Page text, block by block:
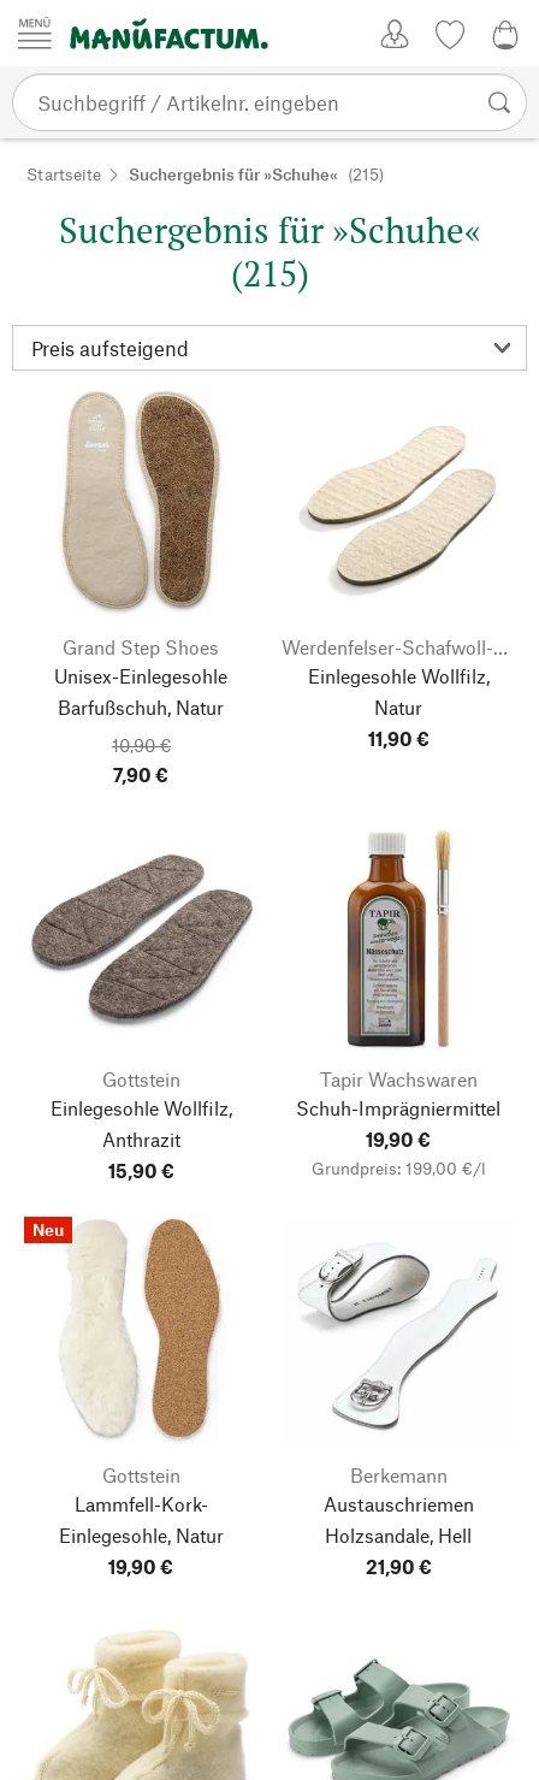
Zum Inhalt springen
Startseite Suchergebnis für »Schuhe« (215)
Suchergebnis für »Schuhe«
(215)
Grand Step Shoes
Unisex-Einlegesohle
Barfußschuh, Natur
10,90 €
7,90 €
Werdenfelser-Schafwoll-Laden
Einlegesohle Wollfilz,
Natur
11,90 €
Gottstein
Einlegesohle Wollfilz,
Anthrazit
15,90 €
Tapir Wachswaren
Schuh-Imprägniermittel
19,90 €
Grundpreis: 199,00 €/l
Neu
Gottstein
Lammfell-Kork-
Einlegesohle, Natur
19,90 €
Berkemann
Austauschriemen
Holzsandale, Hell
21,90 €